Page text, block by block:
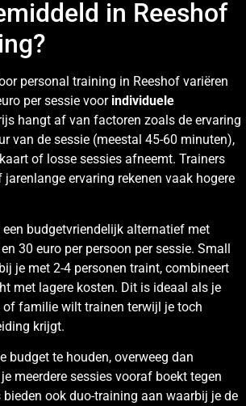
in Reeshof
personal training in Reeshof variëren
per sessie voor individuele
hangt af van factoren zoals de ervaring
van de sessie (meestal 45-60 minuten),
of losse sessies afneemt. Trainers
ervaring rekenen vaak hogere
budgetvriendelijk alternatief met
30 euro per persoon per sessie. Small
je met 2-4 personen traint, combineert
met lagere kosten. Dit is ideaal als je
of familie wilt trainen terwijl je toch
krijgt.
budget te houden, overweeg dan
meerdere sessies vooraf boekt tegen
bieden ook duo-training aan waarbij je de